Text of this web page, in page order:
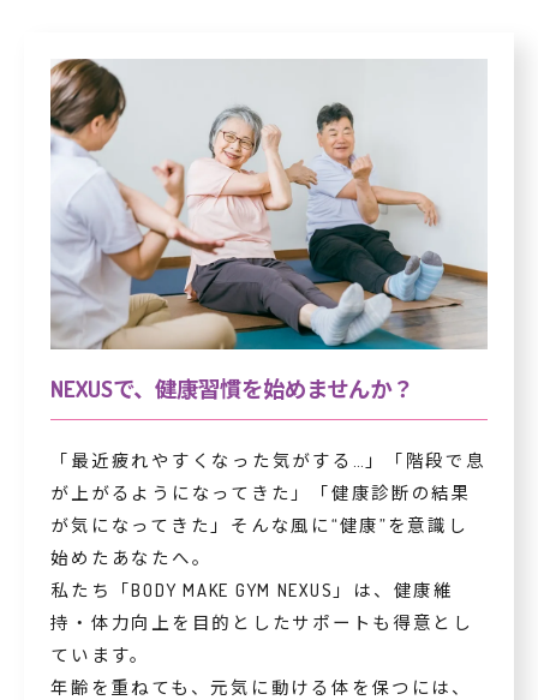
NEXUSで、健康習慣を始めませんか？
「最近疲れやすくなった気がする…」「階段で息
が上がるようになってきた」「健康診断の結果
が気になってきた」そんな風に“健康”を意識し
始めたあなたへ。
私たち「BODY MAKE GYM NEXUS」は、健康維
持・体力向上を目的としたサポートも得意とし
ています。
年齢を重ねても、元気に動ける体を保つには、